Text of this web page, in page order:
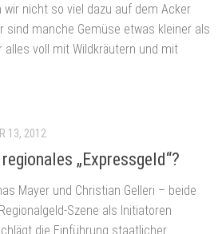
nicht so viel dazu auf dem Acker
sind manche Gemüse etwas kleiner als
alles voll mit Wildkräutern und mit
13, 2012
„Expressgeld“?
Mayer und Christian Gelleri – beide
Szene als Initiatoren
die Einführung staatlicher